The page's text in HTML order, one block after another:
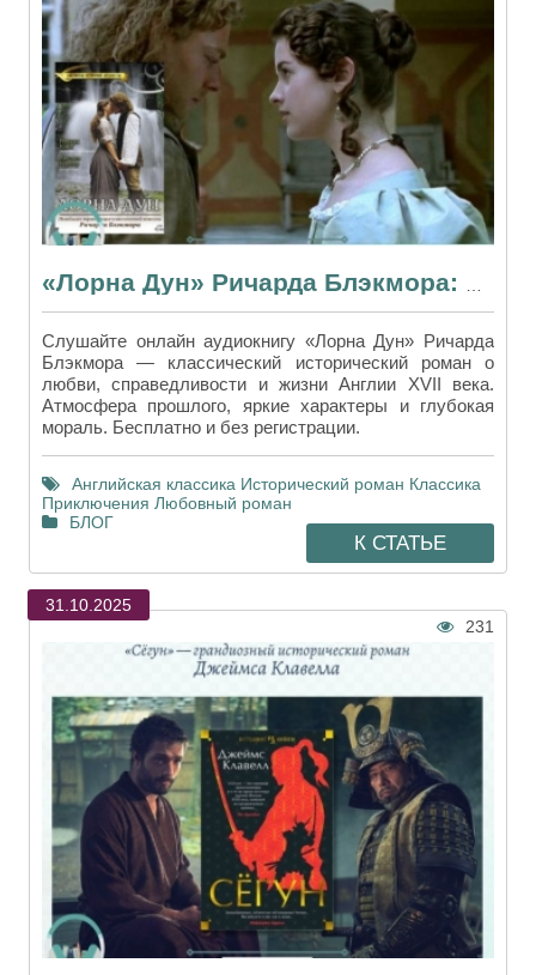
Слушайте онлайн аудиокнигу «Лорна Дун» Ричарда
Блэкмора — классический исторический роман о
любви, справедливости и жизни Англии XVII века.
Атмосфера прошлого, яркие характеры и глубокая
мораль. Бесплатно и без регистрации.
Английская классика Исторический роман Классика
Приключения Любовный роман
БЛОГ
К СТАТЬЕ
31.10.2025
231